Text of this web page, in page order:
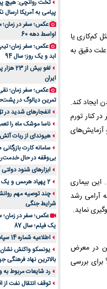
کم‌کاری یا
دقیق به
ایجاد کند.
کنار تورم
آزمایش‌های
بیماری
آرامی رشد
نماید.
در معرض
برای بررسی
راهنمای جامع
روزمره | بررسی ۱۲ مدل برتر
تخت روانچی: هیچ
پیامی به آمریکا ارسال
عکس؛ سفر در
اواسط دهه 60
عکس؛ سفر زمان؛
ابد و یک روز؛ سال 94
لغو
ایران
عکس؛ سفر زمان؛
تمرین دیالوگ در
انفجارهای شدید در
ناسا موشک ماه را
هیوندای از ربات
سامانه کارت
بی‌وقفه در حال
ابزارهای شنود
2 پهپاد هرمس و یک پهپاد MQ9 در اصفهان منهدم شد
چند توصیه مهم
شرایط جنگی
عکس؛ سفر در زمان؛
یک فیلم؛ سال 87
اطلاعیه شماره 14 سپاه پاسداران
یونسکو واکنش نشان
بالاترین نهاد فرهنگی
رد شایعات مربوط
توقف انتقال نفت از